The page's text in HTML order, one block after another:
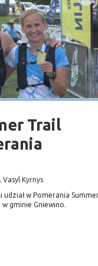
Trail
Kyrnys
w Pomerania
gminie Gniewino.